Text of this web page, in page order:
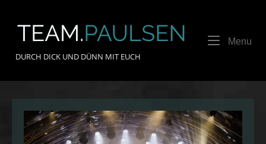
Home
DURCH DICK UND DÜNN MIT EUCH
Menu